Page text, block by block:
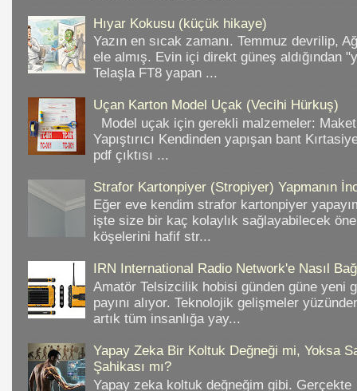
Hıyar Kokusu (küçük hikaye)
Yazın en sıcak zamanı. Temmuz devrilip,
ele almış. Evin içi direkt güneş aldığından
Telaşla FT8 yapan ...
Uçan Karton Model Uçak (Vecihi Hürkuş)
Model uçak için gerekli malzemeler: Maket
Yapıştırıcı Kendinden yapışan bant
pdf çıktısı ...
Strafor Kartonpiyer (Stropiyer) Yapmanın
Eğer eve kendim strafor kartonpiyer
işte size bir kaç kolaylık sağlayabilecek
köşelerini hafif str...
IRN International Radio Network'e Nasıl
Amatör Telsizcilik hobisi günden güne yeni
payını alıyor. Teknolojik gelişmeler
artık tüm insanlığa yay...
Yapay Zeka Bir Koltuk Değneği mi, Yoksa
Şahikası mı?
Yapay zeka koltuk değneğim gibi. Gerçekte